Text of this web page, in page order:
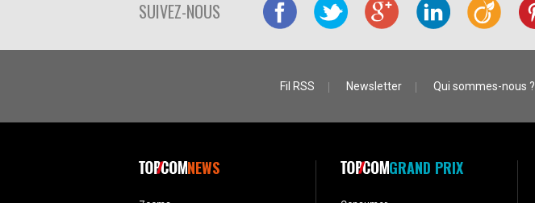
SUIVEZ-NOUS
Fil RSS Newsletter Qui sommes-nous ?
NEWS GRAND PRIX